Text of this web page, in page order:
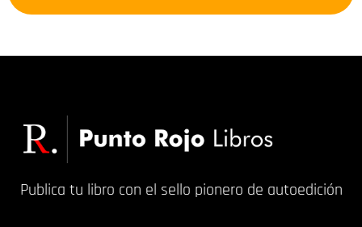
Publica tu libro con el sello pionero de autoedición